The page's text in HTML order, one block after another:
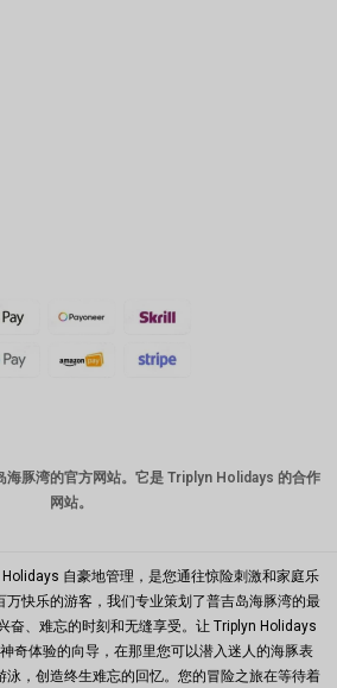
新台币
马来西亚
PHP
港币
新加坡元
海豚湾的官方网站。它是 Triplyn Holidays 的合作
网站。
自豪地管理，是您通往惊险刺激和家庭乐
万快乐的游客，我们专业策划了普吉岛海豚湾的最
奋、难忘的时刻和无缝享受。让 Triplyn Holidays
奇体验的向导，在那里您可以潜入迷人的海豚表
泳，创造终生难忘的回忆。您的冒险之旅在等待着